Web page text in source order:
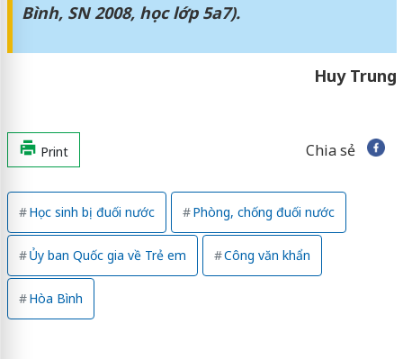
Bình, SN 2008, học lớp 5a7).
Huy Trung
Print Chia sẻ
Học sinh bị đuối nước Phòng, chống đuối nước
Ủy ban Quốc gia về Trẻ em Công văn khẩn
Hòa Bình